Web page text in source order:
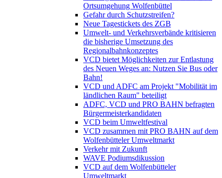
Ortsumgehung Wolfenbüttel
Gefahr durch Schutzstreifen?
Neue Tagestickets des ZGB
Umwelt- und Verkehrsverbände kritisieren
die bisherige Umsetzung des
Regionalbahnkonzeptes
VCD bietet Möglichkeiten zur Entlastung
des Neuen Weges an: Nutzen Sie Bus oder
Bahn!
VCD und ADFC am Projekt "Mobilität im
ländlichen Raum" beteiligt
ADFC, VCD und PRO BAHN befragten
Bürgermeisterkandidaten
VCD beim Umweltfestival
VCD zusammen mit PRO BAHN auf dem
Wolfenbütteler Umweltmarkt
Verkehr mit Zukunft
WAVE Podiumsdikussion
VCD auf dem Wolfenbütteler
Umweltmarkt